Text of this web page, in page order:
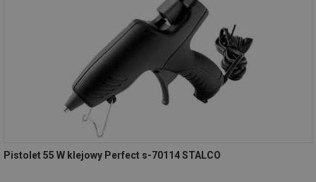
Pistolet 55 W klejowy Perfect s-70114 STALCO